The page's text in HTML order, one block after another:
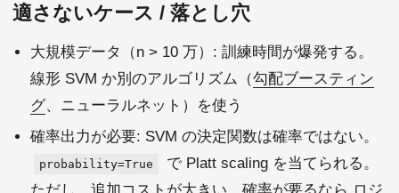
適さないケース / 落とし穴
大規模データ（n > 10 万）: 訓練時間が爆発する。
線形 SVM か別のアルゴリズム（勾配ブースティン
グ、ニューラルネット）を使う
確率出力が必要: SVM の決定関数は確率ではない。
probability=True
で Platt scaling を当てられる。